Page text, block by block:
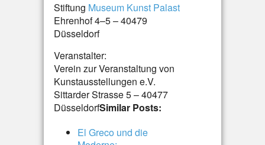
Stiftung Museum Kunst Palast
Ehrenhof 4–5 – 40479
Düsseldorf
Veranstalter:
Verein zur Veranstaltung von
Kunstausstellungen e.V.
Sittarder Strasse 5 – 40477
DüsseldorfSimilar Posts:
El Greco und die